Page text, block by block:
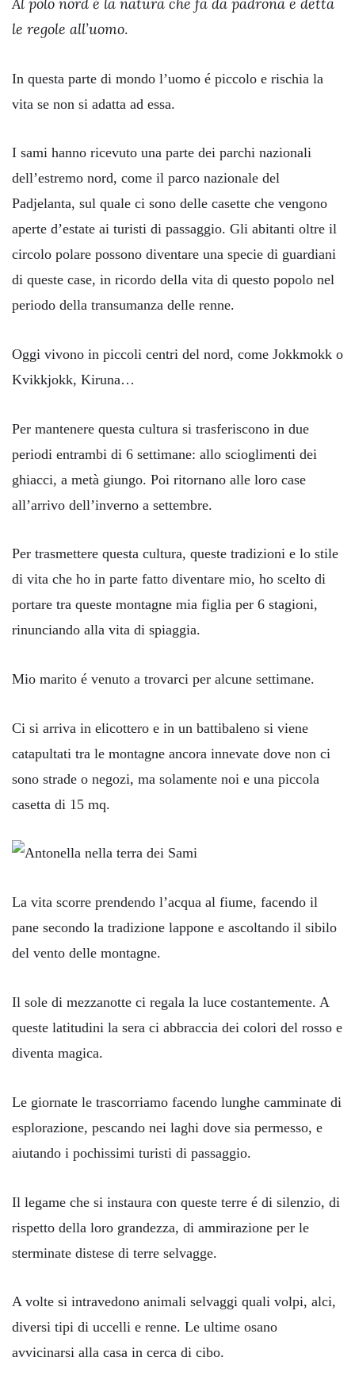
le regole all’uomo.
In questa parte di mondo l’uomo é piccolo e rischia la
vita se non si adatta ad essa.
I sami hanno ricevuto una parte dei parchi nazionali
dell’estremo nord, come il parco nazionale del
Padjelanta, sul quale ci sono delle casette che vengono
aperte d’estate ai turisti di passaggio. Gli abitanti oltre il
circolo polare possono diventare una specie di guardiani
di queste case, in ricordo della vita di questo popolo nel
periodo della transumanza delle renne.
Oggi vivono in piccoli centri del nord, come Jokkmokk o
Kvikkjokk, Kiruna…
Per mantenere questa cultura si trasferiscono in due
periodi entrambi di 6 settimane: allo scioglimenti dei
ghiacci, a metà giungo. Poi ritornano alle loro case
all’arrivo dell’inverno a settembre.
Per trasmettere questa cultura, queste tradizioni e lo stile
di vita che ho in parte fatto diventare mio, ho scelto di
portare tra queste montagne mia figlia per 6 stagioni,
rinunciando alla vita di spiaggia.
Mio marito é venuto a trovarci per alcune settimane.
Ci si arriva in elicottero e in un battibaleno si viene
catapultati tra le montagne ancora innevate dove non ci
sono strade o negozi, ma solamente noi e una piccola
casetta di 15 mq.
La vita scorre prendendo l’acqua al fiume, facendo il
pane secondo la tradizione lappone e ascoltando il sibilo
del vento delle montagne.
Il sole di mezzanotte ci regala la luce costantemente. A
queste latitudini la sera ci abbraccia dei colori del rosso e
diventa magica.
Le giornate le trascorriamo facendo lunghe camminate di
esplorazione, pescando nei laghi dove sia permesso, e
aiutando i pochissimi turisti di passaggio.
Il legame che si instaura con queste terre é di silenzio, di
rispetto della loro grandezza, di ammirazione per le
sterminate distese di terre selvagge.
A volte si intravedono animali selvaggi quali volpi, alci,
diversi tipi di uccelli e renne. Le ultime osano
avvicinarsi alla casa in cerca di cibo.